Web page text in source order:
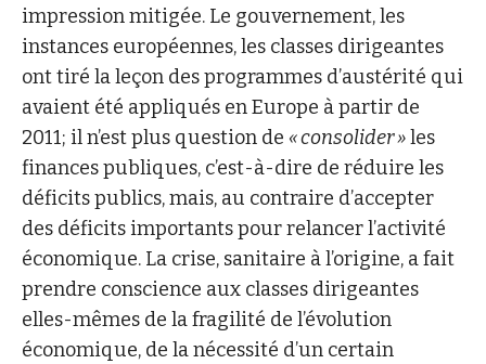
impression mitigée. Le gouvernement, les
instances européennes, les classes dirigeantes
ont tiré la leçon des programmes d’austérité qui
avaient été appliqués en Europe à partir de
2011; il n’est plus question de « consolider »les
finances publiques, c’est-à-dire de réduire les
déficits publics, mais, au contraire d’accepter
des déficits importants pour relancer l’activité
économique. La crise, sanitaire à l’origine, a fait
prendre conscience aux classes dirigeantes
elles-mêmes de la fragilité de l’évolution
économique, de la nécessité d’un certain